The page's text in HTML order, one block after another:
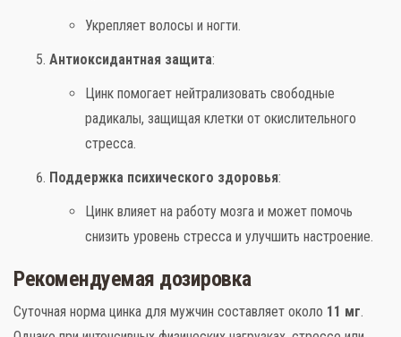
Укрепляет волосы и ногти.
Антиоксидантная защита:
Цинк помогает нейтрализовать свободные
радикалы, защищая клетки от окислительного
стресса.
Поддержка психического здоровья:
Цинк влияет на работу мозга и может помочь
снизить уровень стресса и улучшить настроение.
Рекомендуемая дозировка
Суточная норма цинка для мужчин составляет около 11 мг.